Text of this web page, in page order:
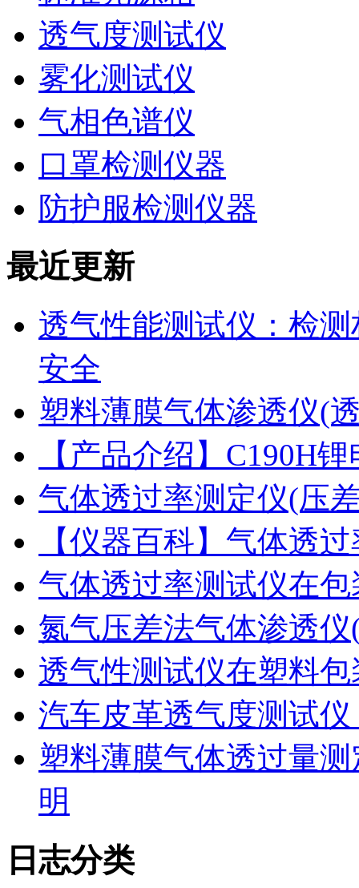
透气度测试仪
雾化测试仪
气相色谱仪
口罩检测仪器
防护服检测仪器
最近更新
透气性能测试仪：检
安全
塑料薄膜气体渗透仪(
【产品介绍】C190H
气体透过率测定仪(压
【仪器百科】气体透
气体透过率测试仪在
氮气压差法气体渗透
透气性测试仪在塑料
汽车皮革透气度测试
塑料薄膜气体透过量
明
日志分类